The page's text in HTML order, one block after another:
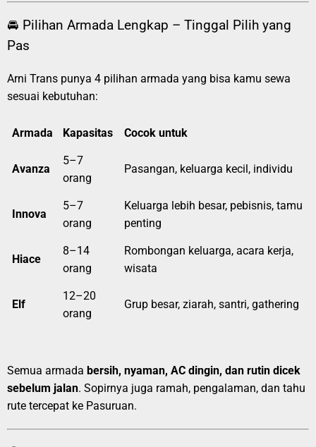
🚘 Pilihan Armada Lengkap – Tinggal Pilih yang
Pas
Arni Trans punya 4 pilihan armada yang bisa kamu sewa
sesuai kebutuhan:
Armada Kapasitas Cocok untuk
Avanza
5–7
orang
Pasangan, keluarga kecil, individu
Innova
5–7
orang
Keluarga lebih besar, pebisnis, tamu
penting
Hiace
8–14
orang
Rombongan keluarga, acara kerja,
wisata
Elf
12–20
orang
Grup besar, ziarah, santri, gathering
Semua armada bersih, nyaman, AC dingin, dan rutin dicek
sebelum jalan. Sopirnya juga ramah, pengalaman, dan tahu
rute tercepat ke Pasuruan.